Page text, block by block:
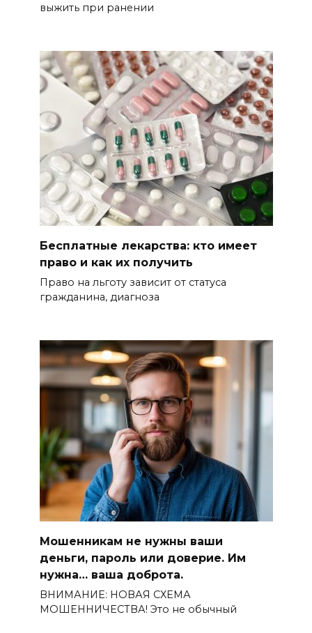
выжить при ранении
Бесплатные лекарства: кто имеет
право и как их получить
Право на льготу зависит от статуса
гражданина, диагноза
Мошенникам не нужны ваши
деньги, пароль или доверие. Им
нужна… ваша доброта.
ВНИМАНИЕ: НОВАЯ СХЕМА
МОШЕННИЧЕСТВА! Это не обычный